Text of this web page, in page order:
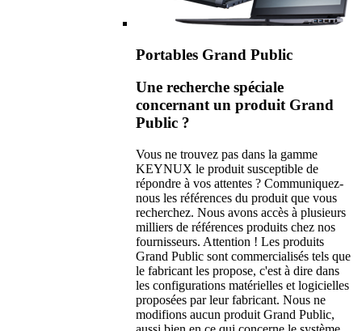
Portables Grand Public
Une recherche spéciale
concernant un produit Grand
Public ?
Vous ne trouvez pas dans la gamme
KEYNUX le produit susceptible de
répondre à vos attentes ? Communiquez-
nous les références du produit que vous
recherchez. Nous avons accès à plusieurs
milliers de références produits chez nos
fournisseurs. Attention ! Les produits
Grand Public sont commercialisés tels que
le fabricant les propose, c'est à dire dans
les configurations matérielles et logicielles
proposées par leur fabricant. Nous ne
modifions aucun produit Grand Public,